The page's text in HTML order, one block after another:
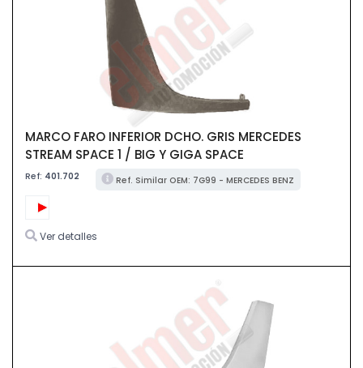
MARCO FARO INFERIOR DCHO. GRIS MERCEDES
STREAM SPACE 1 / BIG Y GIGA SPACE
Ref: 401.702 Ref. Similar OEM: 7G99 - MERCEDES BENZ
Ver detalles